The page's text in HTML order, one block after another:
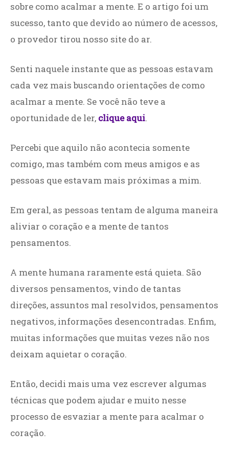
sobre como acalmar a mente. E o artigo foi um
sucesso, tanto que devido ao número de acessos,
o provedor tirou nosso site do ar.
Senti naquele instante que as pessoas estavam
cada vez mais buscando orientações de como
acalmar a mente. Se você não teve a
oportunidade de ler, clique aqui.
Percebi que aquilo não acontecia somente
comigo, mas também com meus amigos e as
pessoas que estavam mais próximas a mim.
Em geral, as pessoas tentam de alguma maneira
aliviar o coração e a mente de tantos
pensamentos.
A mente humana raramente está quieta. São
diversos pensamentos, vindo de tantas
direções, assuntos mal resolvidos, pensamentos
negativos, informações desencontradas. Enfim,
muitas informações que muitas vezes não nos
deixam aquietar o coração.
Então, decidi mais uma vez escrever algumas
técnicas que podem ajudar e muito nesse
processo de esvaziar a mente para acalmar o
coração.